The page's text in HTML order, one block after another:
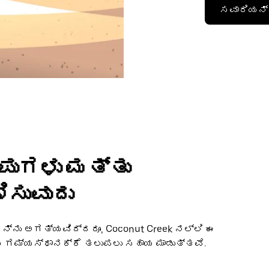
ಮತ್ತು
ಅಗತ್ಯವಿದ್ದರೂ, Coconut Creek ನಲ್ಲಿ ಈ
ತಲುಪಲು ಸಹಾಯ ಮಾಡುತ್ತವೆ.